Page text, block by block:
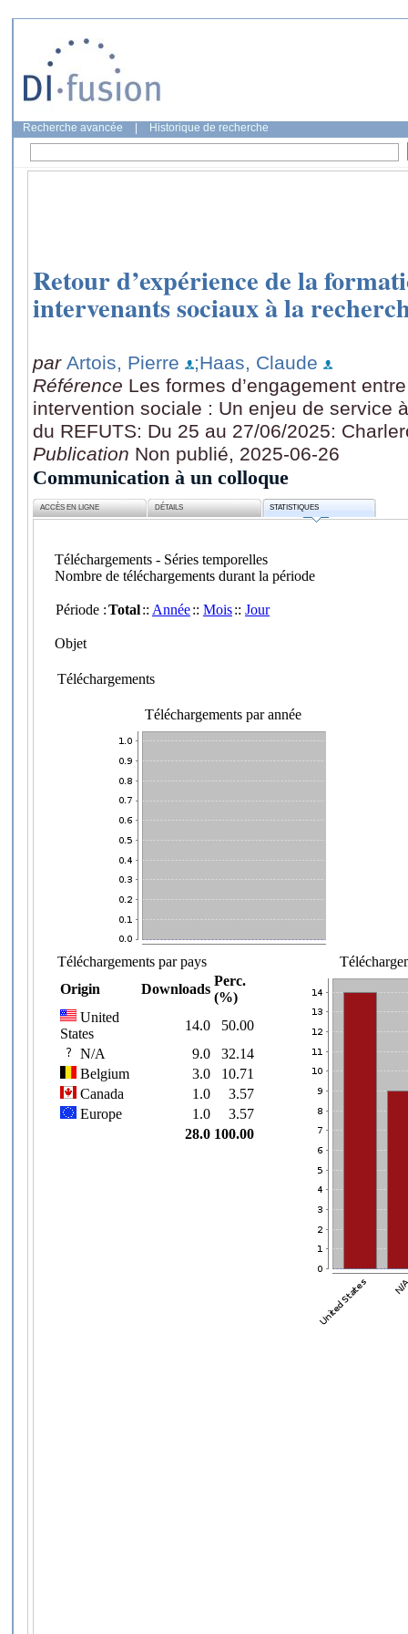
Recherche avancée Historique de recherche
Retour d’expérience de la
intervenants sociaux à la
par Artois, Pierre
;Haas, Claude
Référence Les formes d’engagement
intervention sociale : Un enjeu de service
du REFUTS: Du 25 au 27/06/2025:
Publication Non publié, 2025-06-26
Communication à un colloque
ACCÈS EN LIGNE DÉTAILS STATISTIQUES